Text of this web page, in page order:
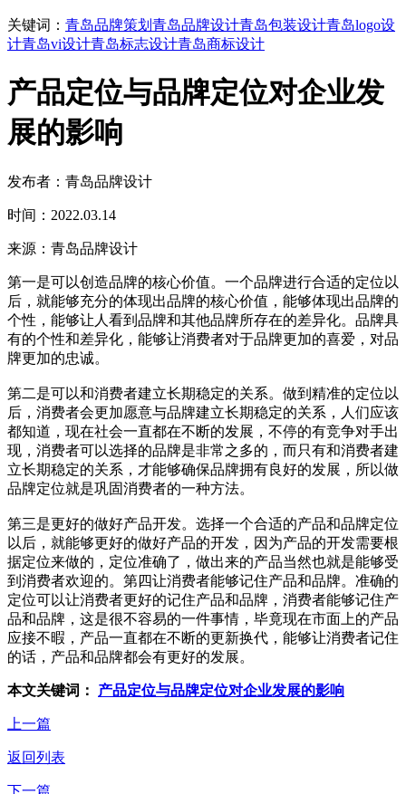
关键词： 青岛品牌策划 青岛品牌设计青岛包装设计青岛logo设
计青岛vi设计青岛标志设计青岛商标设计
产品定位与品牌定位对企业发
展的影响
发布者：青岛品牌设计
时间：2022.03.14
来源：青岛品牌设计
第一是可以创造品牌的核心价值。一个品牌进行合适的定位以
后，就能够充分的体现出品牌的核心价值，能够体现出品牌的
个性，能够让人看到品牌和其他品牌所存在的差异化。品牌具
有的个性和差异化，能够让消费者对于品牌更加的喜爱，对品
牌更加的忠诚。
第二是可以和消费者建立长期稳定的关系。做到精准的定位以
后，消费者会更加愿意与品牌建立长期稳定的关系，人们应该
都知道，现在社会一直都在不断的发展，不停的有竞争对手出
现，消费者可以选择的品牌是非常之多的，而只有和消费者建
立长期稳定的关系，才能够确保品牌拥有良好的发展，所以做
品牌定位就是巩固消费者的一种方法。
第三是更好的做好产品开发。选择一个合适的产品和品牌定位
以后，就能够更好的做好产品的开发，因为产品的开发需要根
据定位来做的，定位准确了，做出来的产品当然也就是能够受
到消费者欢迎的。第四让消费者能够记住产品和品牌。准确的
定位可以让消费者更好的记住产品和品牌，消费者能够记住产
品和品牌，这是很不容易的一件事情，毕竟现在市面上的产品
应接不暇，产品一直都在不断的更新换代，能够让消费者记住
的话，产品和品牌都会有更好的发展。
本文关键词： 产品定位与品牌定位对企业发展的影响
上一篇
返回列表
下一篇